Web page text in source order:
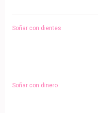
Soñar con dientes
Soñar con dinero